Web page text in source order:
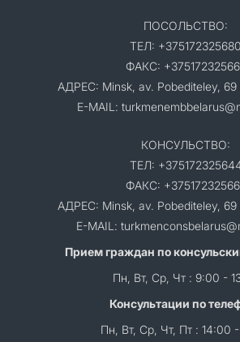
ПОСОЛЬСТВО:
ТЕЛ: +375172325680
ФАКС:
АДРЕС: Minsk, av. Pobediteley,
E-MAIL:
КОНСУЛЬСТВО:
ТЕЛ:
ФАКС:
АДРЕС: Minsk, av. Pobediteley,
E-MAIL:
Прием граждан по
Пн, Вт, Ср, Чт : 9:00 -
Консультации по
Пн, Вт, Ср, Чт, Пт : 14:00